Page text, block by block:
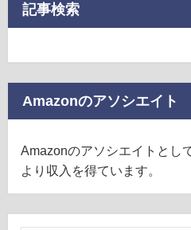
記事検索
Amazonのアソシエイト
Amazonのアソシエイトとし
より収入を得ています。